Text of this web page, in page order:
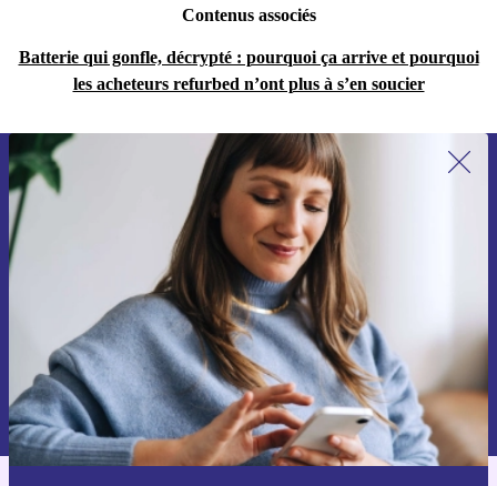
Contenus associés
Batterie qui gonfle, décrypté : pourquoi ça arrive et pourquoi
les acheteurs refurbed n’ont plus à s’en soucier
Recevoir offres et infos de refurbed
par mail
Ne manquez plus aucune offre.
S'inscrire
Retrouvez les informations sur l'utilisation des données personnelles
dans notre
politique de confidentialité.